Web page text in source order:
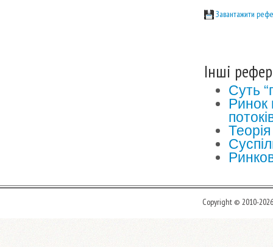
Завантажити
Інші
Суть
Ринок
Copyright © 2010-